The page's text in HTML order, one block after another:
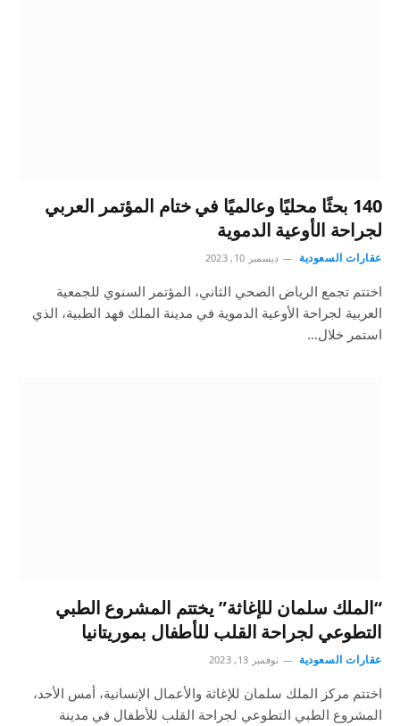
140 بحثًا محليًا وعالميًا في ختام المؤتمر العربي
لجراحة الأوعية الدموية
عقارات السعودية ديسمبر 10, 2023
اختتم تجمع الرياض الصحي الثاني، المؤتمر السنوي للجمعية
العربية لجراحة الأوعية الدموية في مدينة الملك فهد الطبية، الذي
استمر خلال…
“الملك سلمان للإغاثة” يختتم المشروع الطبي
التطوعي لجراحة القلب للأطفال بموريتانيا
عقارات السعودية نوفمبر 13, 2023
اختتم مركز الملك سلمان للإغاثة والأعمال الإنسانية، أمس الأحد،
المشروع الطبي التطوعي لجراحة القلب للأطفال في مدينة